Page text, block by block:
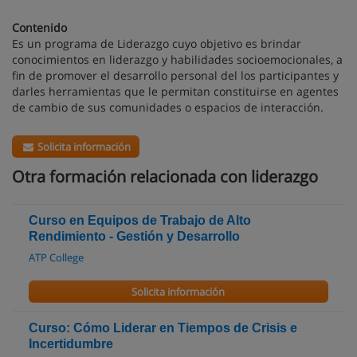
Contenido
Es un programa de Liderazgo cuyo objetivo es brindar
conocimientos en liderazgo y habilidades socioemocionales, a
fin de promover el desarrollo personal del los participantes y
darles herramientas que le permitan constituirse en agentes
de cambio de sus comunidades o espacios de interacción.
Solicita información
Otra formación relacionada con liderazgo
Curso en Equipos de Trabajo de Alto
Rendimiento - Gestión y Desarrollo
ATP College
Solicita información
Curso: Cómo Liderar en Tiempos de Crisis e
Incertidumbre